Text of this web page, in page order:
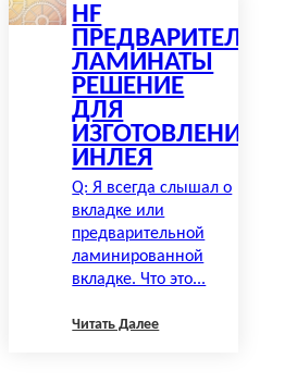
HF
ПРЕДВАРИТЕЛЬНЫЕ
ЛАМИНАТЫ
РЕШЕНИЕ
ДЛЯ
ИЗГОТОВЛЕНИЯ
ИНЛЕЯ
Q: Я всегда слышал о
вкладке или
предварительной
ламинированной
вкладке. Что это...
Читать Далее